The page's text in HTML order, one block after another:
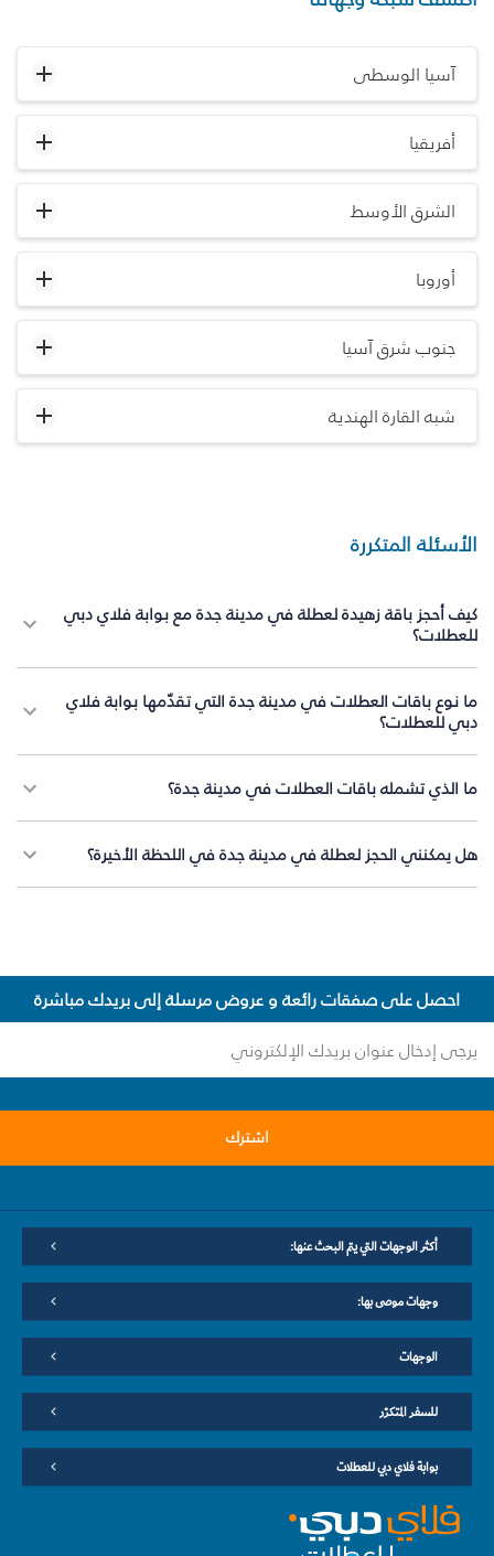
آسيا الوسطى
أفريقيا
الشرق الأوسط
أوروبا
جنوب شرق آسيا
شبه القارة الهندية
الأسئلة المتكررة
كيف أحجز باقة زهيدة لعطلة في مدينة جدة مع بوابة فلاي دبي
للعطلات؟
ما نوع باقات العطلات في مدينة جدة التي تقدّمها بوابة فلاي
دبي للعطلات؟
ما الذي تشمله باقات العطلات في مدينة جدة؟
هل يمكنني الحجز لعطلة في مدينة جدة في اللحظة الأخيرة؟
احصل على صفقات رائعة و عروض مرسلة إلى بريدك مباشرة
اشترك
أكثر الوجهات التي يتم البحث عنها:
وجهات موصى بها:
الوجهات
للسفر المتكرّر
بوابة فلاي دبي للعطلات